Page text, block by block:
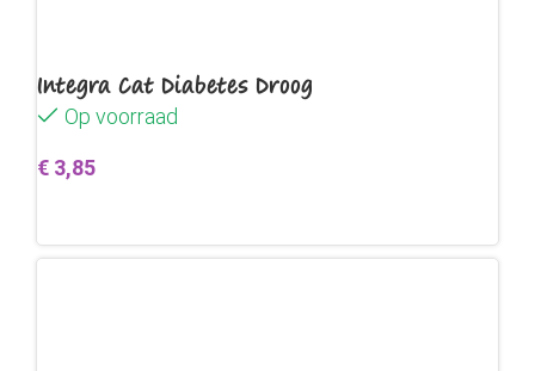
Integra Cat Diabetes Droog
Op voorraad
€ 3,85